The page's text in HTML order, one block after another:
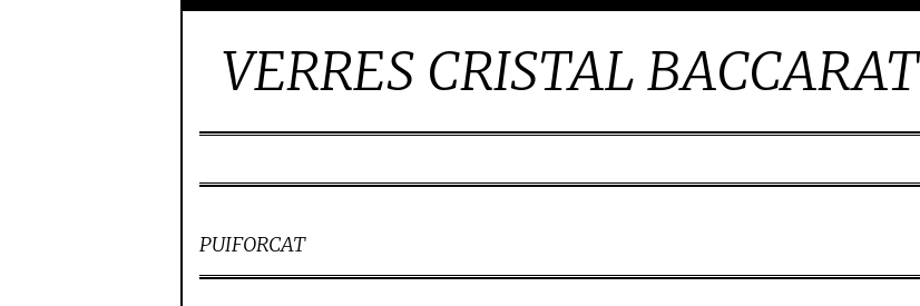
VERRES CRISTAL BACCARAT
PUIFORCAT